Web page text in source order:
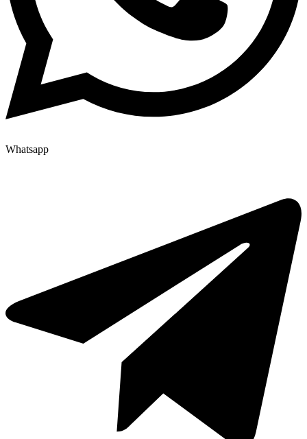
Whatsapp